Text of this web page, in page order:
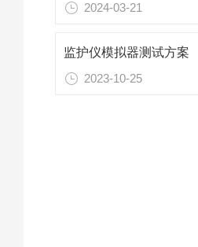
2024-03-21
监护仪模拟器测试方案
2023-10-25